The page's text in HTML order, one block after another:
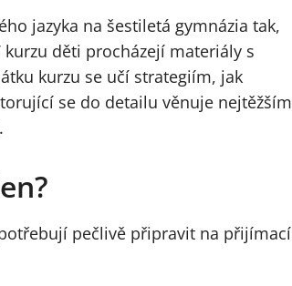
jazyka na šestiletá gymnázia tak,
děti procházejí materiály s
kurzu se učí strategiím, jak
se do detailu věnuje nejtěžším
pečlivě připravit na přijímací